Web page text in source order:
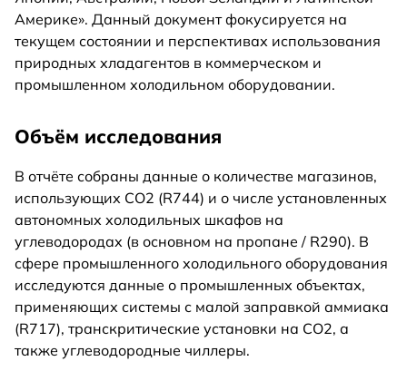
Америке». Данный документ фокусируется на
текущем состоянии и перспективах использования
природных хладагентов в коммерческом и
промышленном холодильном оборудовании.
Объём исследования
В отчёте собраны данные о количестве магазинов,
использующих CO2 (R744) и о числе установленных
автономных холодильных шкафов на
углеводородах (в основном на пропане / R290). В
сфере промышленного холодильного оборудования
исследуются данные о промышленных объектах,
применяющих системы с малой заправкой аммиака
(R717), транскритические установки на CO2, а
также углеводородные чиллеры.